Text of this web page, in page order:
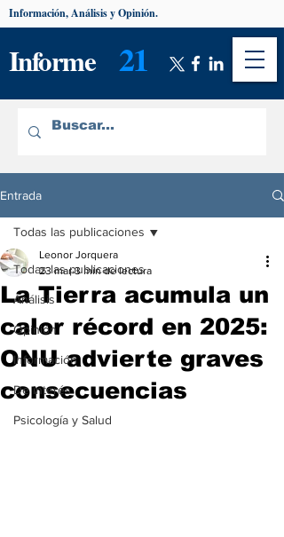
Informe 21
Información, Análisis y Opinión.
Entrada
Todas las publicaciones
Análisis
Opinión
Información
De interés
Psicología y Salud
Todas las publicaciones
La Tierra acumula un
calor récord en 2025:
ONU advierte graves
consecuencias
Leonor Jorquera
23 mar 3 min de lectura